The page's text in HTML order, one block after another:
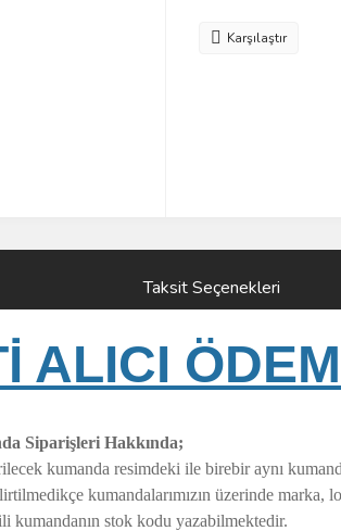
Karşılaştır
Taksit Seçenekleri
ALICI
Siparişleri Hakkında;
kumanda resimdeki ile birebir aynı
kumandalarımızın üzerinde marka,
kumandanın stok kodu yazabilmektedir.